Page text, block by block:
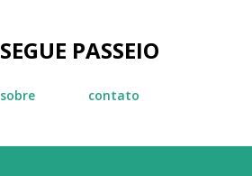
SEGUE PASSEIO
sobre contato